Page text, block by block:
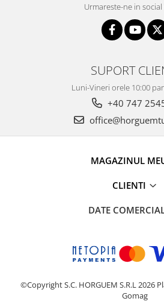
Urmareste-ne in
SUPORT
Luni-Vineri orele 10:00
+40 747
MAGAZINUL
CLIENTI
DATE
©Copyright S.C. HORGUEM S.R.L 2026
Gomag